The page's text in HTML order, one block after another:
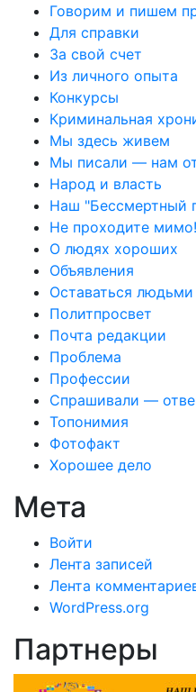
Говорим и пишем
Для справки
За свой счет
Из личного опыта
Конкурсы
Криминальная
Мы здесь живем
Мы писали — нам
Народ и власть
Наш "Бессмертный
Не проходите мимо!
О людях хороших
Объявления
Оставаться людьми
Политпросвет
Почта редакции
Проблема
Профессии
Спрашивали —
Топонимия
Фотофакт
Хорошее дело
Мета
Войти
Лента записей
Лента
WordPress.org
Партнеры